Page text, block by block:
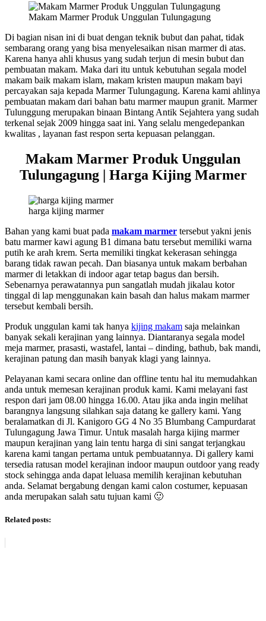
Makam Marmer Produk Unggulan Tulungagung
Di bagian nisan ini di buat dengan teknik bubut dan pahat, tidak
sembarang orang yang bisa menyelesaikan nisan marmer di atas.
Karena hanya ahli khusus yang sudah terjun di mesin bubut dan
pembuatan makam. Maka dari itu untuk kebutuhan segala model
makam baik makam islam, makam kristen maupun makam bayi
percayakan saja kepada Marmer Tulungagung. Karena kami ahlinya
pembuatan makam dari bahan batu marmer maupun granit. Marmer
Tulunggung merupakan binaan Bintang Antik Sejahtera yang sudah
terkenal sejak 2009 hingga saat ini. Yang selalu mengedepankan
kwalitas , layanan fast respon serta kepuasan pelanggan.
Makam Marmer Produk Unggulan
Tulungagung | Harga Kijing Marmer
harga kijing marmer
Bahan yang kami buat pada makam marmer tersebut yakni jenis
batu marmer kawi agung B1 dimana batu tersebut memiliki warna
putih ke arah krem. Serta memiliki tingkat kekerasan sehingga
barang tidak rawan pecah. Dan biasanya untuk makam berbahan
marmer di letakkan di indoor agar tetap bagus dan bersih.
Sebenarnya perawatannya pun sangatlah mudah jikalau kotor
tinggal di lap menggunakan kain basah dan halus makam marmer
tersebut kembali bersih.
Produk unggulan kami tak hanya kijing makam saja melainkan
banyak sekali kerajinan yang lainnya. Diantaranya segala model
meja marmer, prasasti, wastafel, lantai – dinding, bathub, bak mandi,
kerajinan patung dan masih banyak klagi yang lainnya.
Pelayanan kami secara online dan offline tentu hal itu memudahkan
anda untuk memesan kerajinan produk kami. Kami melayani fast
respon dari jam 08.00 hingga 16.00. Atau jika anda ingin melihat
barangnya langsung silahkan saja datang ke gallery kami. Yang
beralamatkan di Jl. Kanigoro GG 4 No 35 Blumbang Campurdarat
Tulungagung Jawa Timur. Untuk masalah harga kijing marmer
maupun kerajinan yang lain tentu harga di sini sangat terjangkau
karena kami tangan pertama untuk pembuatannya. Di gallery kami
tersedia ratusan model kerajinan indoor maupun outdoor yang ready
stock sehingga anda dapat leluasa memilih kerajinan kebutuhan
anda. Selamat bergabung dengan kami calon costumer, kepuasan
anda merupakan salah satu tujuan kami 🙂
Related posts: